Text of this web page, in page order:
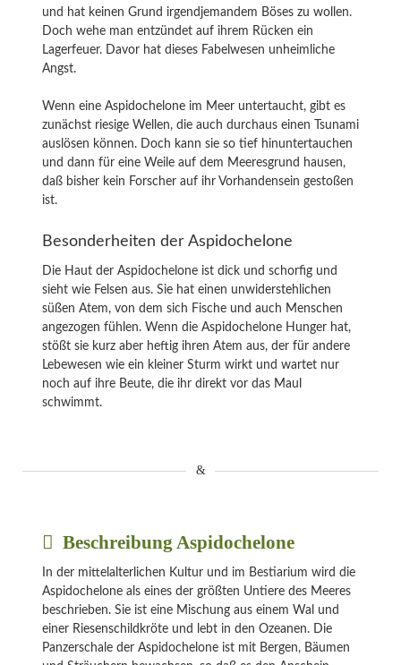
und hat keinen Grund irgendjemandem Böses zu wollen.
Doch wehe man entzündet auf ihrem Rücken ein
Lagerfeuer. Davor hat dieses Fabelwesen unheimliche
Angst.
Wenn eine Aspidochelone im Meer untertaucht, gibt es
zunächst riesige Wellen, die auch durchaus einen Tsunami
auslösen können. Doch kann sie so tief hinuntertauchen
und dann für eine Weile auf dem Meeresgrund hausen,
daß bisher kein Forscher auf ihr Vorhandensein gestoßen
ist.
Besonderheiten der Aspidochelone
Die Haut der Aspidochelone ist dick und schorfig und
sieht wie Felsen aus. Sie hat einen unwiderstehlichen
süßen Atem, von dem sich Fische und auch Menschen
angezogen fühlen. Wenn die Aspidochelone Hunger hat,
stößt sie kurz aber heftig ihren Atem aus, der für andere
Lebewesen wie ein kleiner Sturm wirkt und wartet nur
noch auf ihre Beute, die ihr direkt vor das Maul
schwimmt.
Beschreibung Aspidochelone
In der mittelalterlichen Kultur und im Bestiarium wird die
Aspidochelone als eines der größten Untiere des Meeres
beschrieben. Sie ist eine Mischung aus einem Wal und
einer Riesenschildkröte und lebt in den Ozeanen. Die
Panzerschale der Aspidochelone ist mit Bergen, Bäumen